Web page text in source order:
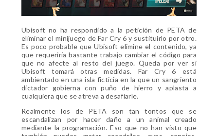
Ubisoft no ha respondido a la petición de PETA de
eliminar el minijuego de Far Cry 6 y sustituirlo por otro.
Es poco probable que Ubisoft elimine el contenido, ya
que requeriría bastante trabajo cambiar el código para
que no afecte al resto del juego. Queda por ver si
Ubisoft tomará otras medidas. Far Cry 6 está
ambientado en una isla ficticia en la que un sangriento
dictador gobierna con puño de hierro y aplasta a
cualquiera que se atreva a desafiarle.
Realmente los de PETA son tan tontos que se
escandalizan por hacer daño a un animal creado
mediante la programación. Eso que no han visto que